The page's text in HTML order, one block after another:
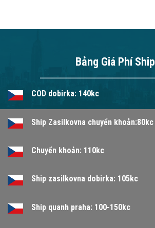
Bảng Giá Phí Ship
COD dobirka: 140kc
Ship Zasilkovna chuyển khoản:80kc
Chuyển khoản: 110kc
Ship zasilkovna dobirka: 105kc
Ship quanh praha: 100-150kc